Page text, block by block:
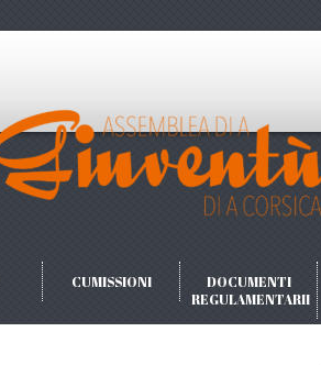
CUMISSIONI
DOCUMENTI
REGULAMENTARII